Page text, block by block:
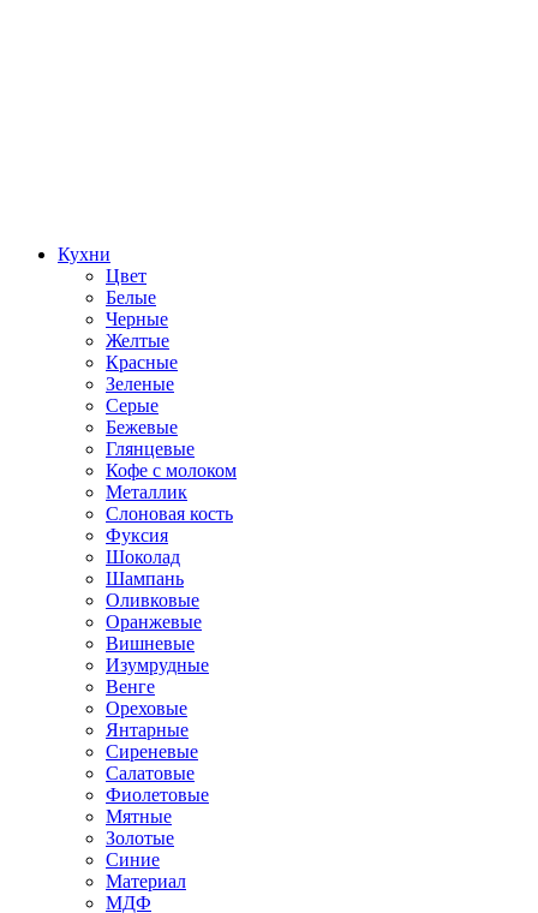
Кухни
Цвет
Белые
Черные
Желтые
Красные
Зеленые
Серые
Бежевые
Глянцевые
Кофе с молоком
Металлик
Слоновая кость
Фуксия
Шоколад
Шампань
Оливковые
Оранжевые
Вишневые
Изумрудные
Венге
Ореховые
Янтарные
Сиреневые
Салатовые
Фиолетовые
Мятные
Золотые
Синие
Материал
МДФ